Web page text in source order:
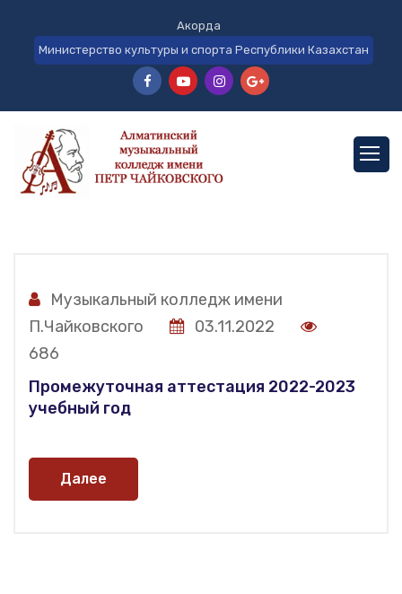
Акорда
Министерство культуры и спорта Республики Казахстан
Музыкальный колледж имени
П.Чайковского
03.11.2022
686
Промежуточная аттестация 2022-2023
учебный год
Далее